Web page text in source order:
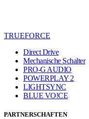
TRUEFORCE
Direct Drive
Mechanische Schalter
PRO-G AUDIO
POWERPLAY 2
LIGHTSYNC
BLUE VO!CE
PARTNERSCHAFTEN